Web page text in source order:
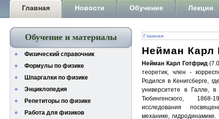
Главная Новости Обучение Лекции
Обучение и материалы
Физический справочник
Формулы по физике
Шпаргалки по физике
Энциклопедия
Репетиторы по физике
Работа для физиков
Главная
Нейман Карл
Нейман Карл Готфрид
теоретик, член -
Родился в Кенигсберге,
университете в Галле,
Тюбингенского, 1868-
исследования
механике,